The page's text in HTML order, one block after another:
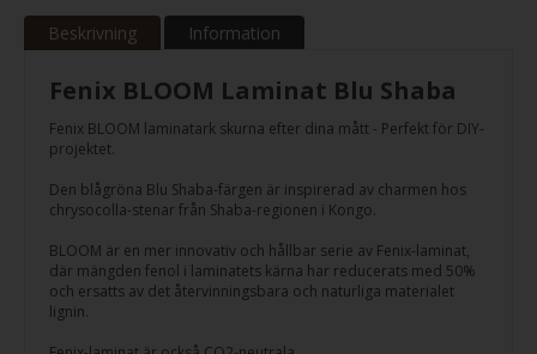
Beskrivning Information
Fenix BLOOM Laminat Blu Shaba
Fenix BLOOM laminatark skurna efter dina mått - Perfekt för DIY-
projektet.
Den blågröna Blu Shaba-färgen är inspirerad av charmen hos
chrysocolla-stenar från Shaba-regionen i Kongo.
BLOOM är en mer innovativ och hållbar serie av Fenix-laminat,
där mängden fenol i laminatets kärna har reducerats med 50%
och ersatts av det återvinningsbara och naturliga materialet
lignin.